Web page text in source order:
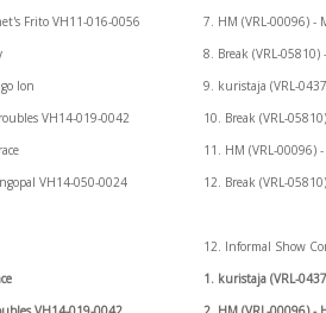
Frito VH11-016-0056
Ion
VH14-019-0042
VH14-050-0024
7. HM (VRL-00096) -
8. Break (VRL-
9. kuristaja (VRL-
10. Break (VRL-
11. HM (VRL-00096)
12. Break (VRL-
12. Informal Show
1. kuristaja (VRL-